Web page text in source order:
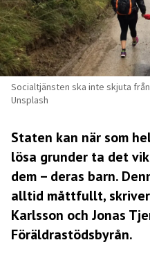
Socialtjänsten ska inte skjuta
Unsplash
Staten kan när som
lösa grunder ta det
dem – deras barn.
alltid måttfullt, skriver
Karlsson och Jonas
Föräldrastödsbyrån.